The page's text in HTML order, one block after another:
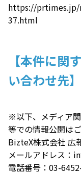
https://prtimes.jp/
37.html
【本件に関
い合わせ先】
※以下、メディア
等での情報公開は
BizteX株式会社 広
メールアドレス：
電話番号：03-